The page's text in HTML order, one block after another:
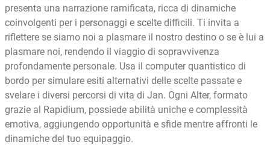
presenta una narrazione ramificata, ricca di dinamiche
coinvolgenti per i personaggi e scelte difficili. Ti invita a
riflettere se siamo noi a plasmare il nostro destino o se è lui a
plasmare noi, rendendo il viaggio di sopravvivenza
profondamente personale. Usa il computer quantistico di
bordo per simulare esiti alternativi delle scelte passate e
svelare i diversi percorsi di vita di Jan. Ogni Alter, formato
grazie al Rapidium, possiede abilità uniche e complessità
emotiva, aggiungendo opportunità e sfide mentre affronti le
dinamiche del tuo equipaggio.